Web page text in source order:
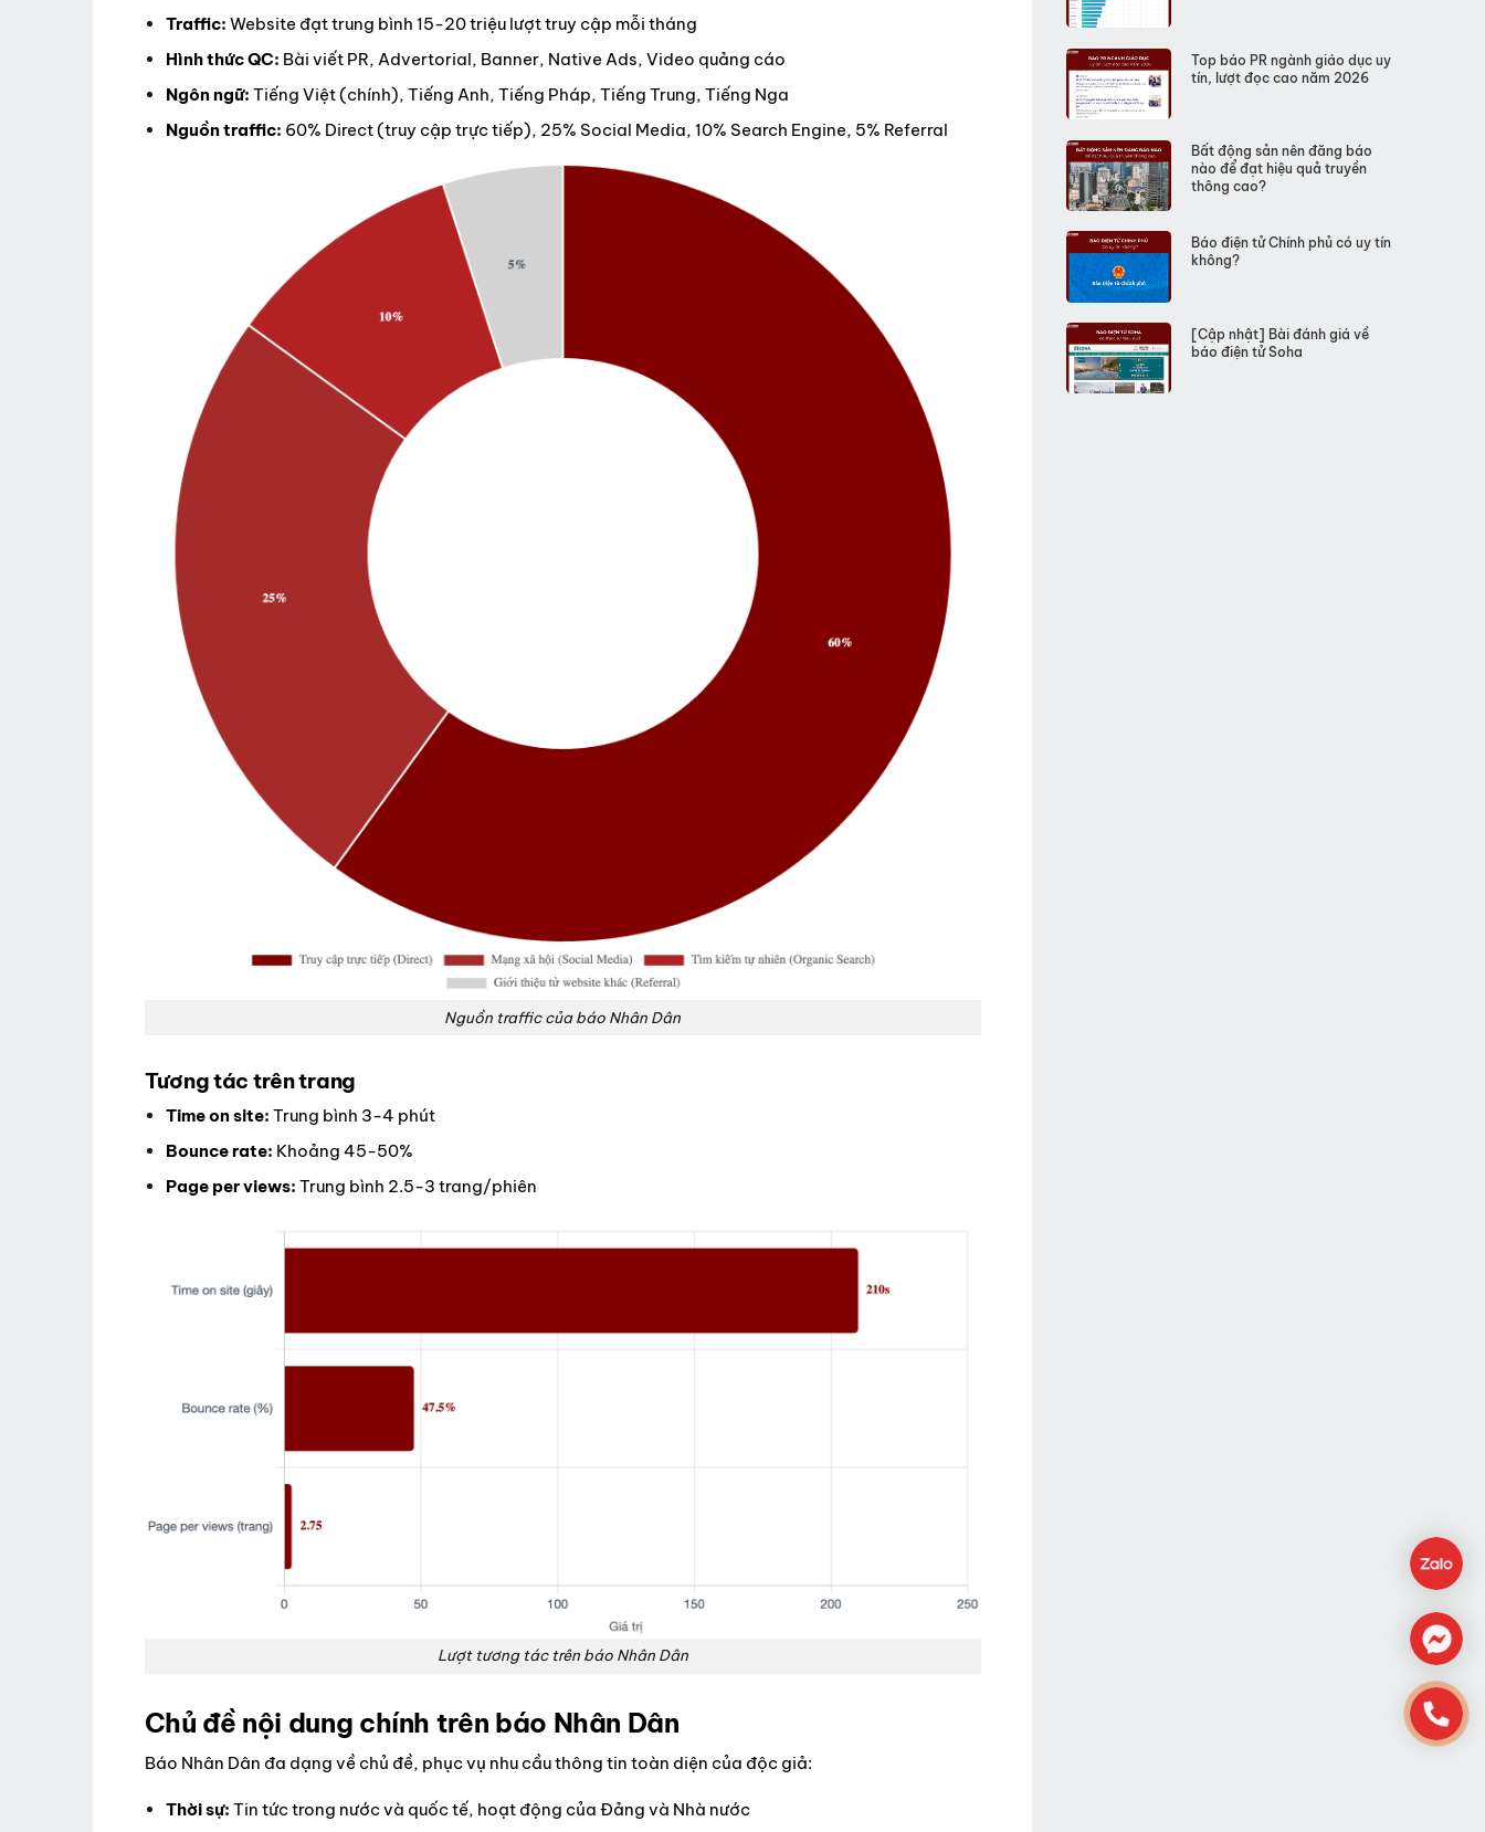
Traffic: Website đạt trung bình 15-20 triệu lượt truy cập mỗi tháng
Hình thức QC: Bài viết PR, Advertorial, Banner, Native Ads, Video quảng cáo
Ngôn ngữ: Tiếng Việt (chính), Tiếng Anh, Tiếng Pháp, Tiếng Trung, Tiếng Nga
Nguồn traffic: 60% Direct (truy cập trực tiếp), 25% Social Media, 10% Search Engine, 5% Referral
Nguồn traffic của báo Nhân Dân
Tương tác trên trang
Time on site: Trung bình 3-4 phút
Bounce rate: Khoảng 45-50%
Page per views: Trung bình 2.5-3 trang/phiên
Lượt tương tác trên báo Nhân Dân
Chủ đề nội dung chính trên báo Nhân Dân
Báo Nhân Dân đa dạng về chủ đề, phục vụ nhu cầu thông tin toàn diện của độc giả:
Thời sự: Tin tức trong nước và quốc tế, hoạt động của Đảng và Nhà nước
Top báo PR ngành giáo dục uy
tín, lượt đọc cao năm 2026
Bất động sản nên đăng báo
nào để đạt hiệu quả truyền
thông cao?
Báo điện tử Chính phủ có uy tín
không?
[Cập nhật] Bài đánh giá về
báo điện tử Soha